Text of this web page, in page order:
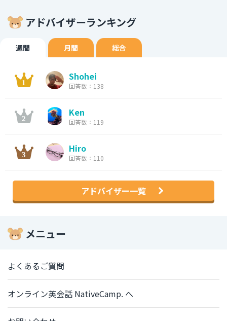
アドバイザーランキング
週間 月間 総合
Shohei
回答数：138
Ken
回答数：119
Hiro
回答数：110
アドバイザー一覧
メニュー
よくあるご質問
オンライン英会話 NativeCamp. へ